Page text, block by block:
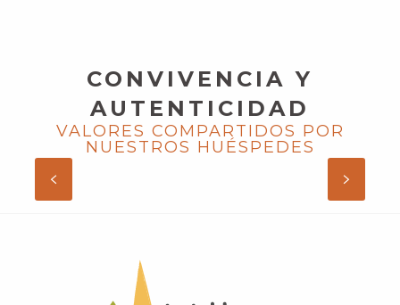
CONVIVENCIA Y
AUTENTICIDAD
VALORES COMPARTIDOS POR
NUESTROS HUÉSPEDES
VALÉRIE Y GABRIEL, « LES
VENTOULINES » EN DORDOÑA –
PERIGORD